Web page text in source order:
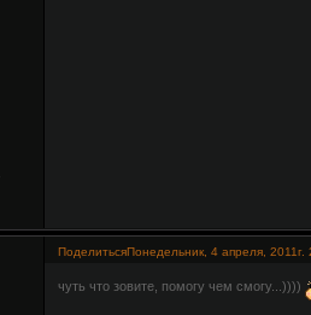
ПоделитьсяПонедельник, 4 апреля, 2011г.
чуть что зовите, помогу чем смогу...))))